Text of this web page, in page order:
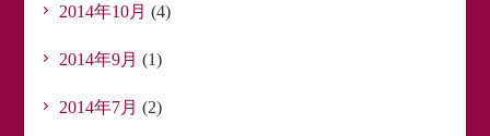
2014年10月 (4)
2014年9月 (1)
2014年7月 (2)